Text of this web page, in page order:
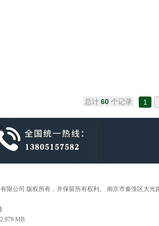
总计 60 个记录 1
公司 版权所有，并保留所有权利。 南京市秦淮区大光
MB